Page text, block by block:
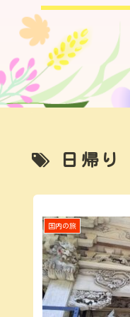
日帰り
国内の旅